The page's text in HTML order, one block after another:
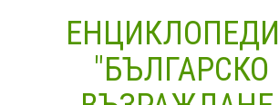
"БЪЛГАРСКО